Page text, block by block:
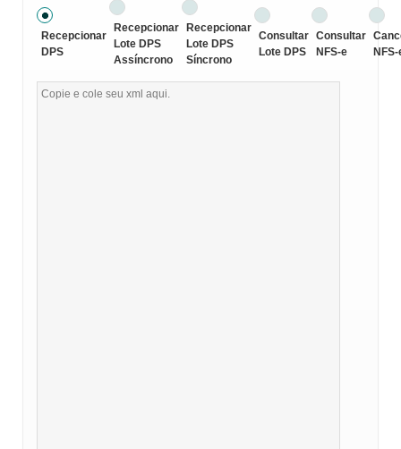
Recepcionar
DPS
Recepcionar
Lote DPS
Assíncrono
Recepcionar
Lote DPS
Síncrono
Consultar
Lote DPS
Consultar
NFS-e
NFS-